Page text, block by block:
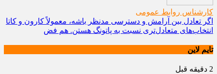
کارشناس روابط عمومی
اگر تعادل بین آرامش و دسترسی مدنظر باشه، معمولاً کارون و کاتا
انتخاب‌های متعادل‌تری نسبت به پاتونگ هستن. هم فض
تایم لاین
2 دقیقه قبل